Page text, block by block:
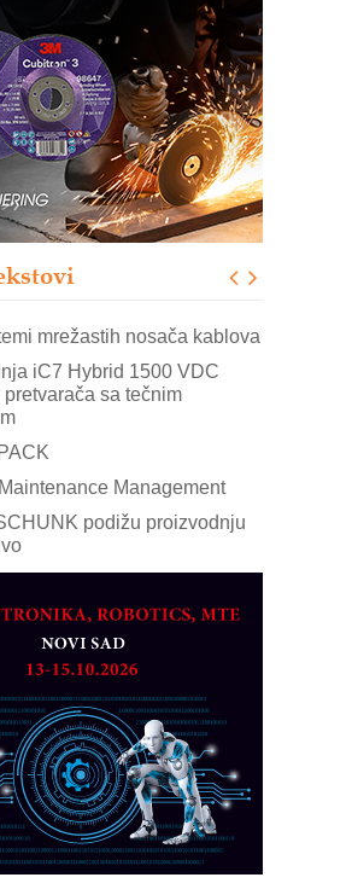
efikasnost bez složenih
kao dugoročna korist
na prvom mestu!
- više od 40 godina
u industriji
ADVANCED INDICATOR
signalizacija za efikasnije
mašinama
Apex V PLUS: Nova
mrežastih nosača kablova
iC7 Hybrid 1500 VDC
pretvarača sa tečnim
Management
podižu proizvodnju
Lim i mašine za savremena
plast d.o.o.- vaš pouzdan
svoju toplinsku
pravca MINI-
Svetski standard metrologije
u Srbiji